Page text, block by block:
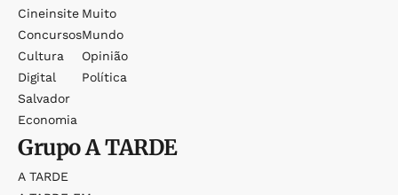
Cineinsite
Concursos
Cultura
Digital
Salvador
Economia
Muito
Mundo
Opinião
Política
GrupoA TARDE
A TARDE